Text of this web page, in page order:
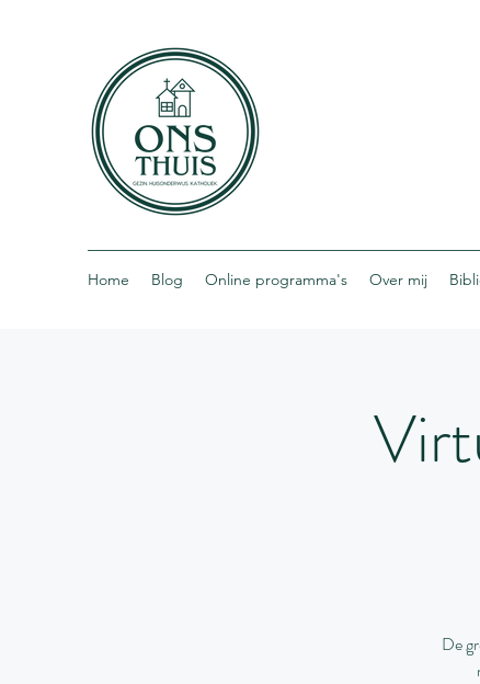
Home Blog Online programma's Over mij
De